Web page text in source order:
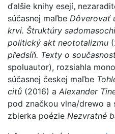
ďalšie knihy esejí,
súčasnej maľbe Dôverovať
krvi. Štruktúry
politický akt neototalizmu
předsíň. Texty o
spoluautor), rozsiahla
súčasnej českej maľbe
citů (2016) a Alexander
pod značkou vlna/drewo a
zbierka poézie Nezvratné